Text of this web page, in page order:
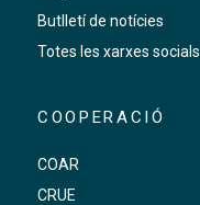
Butlletí de notícies
Totes les xarxes socials
COOPERACIÓ
COAR
CRUE